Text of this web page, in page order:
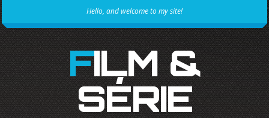
Hello, and welcome to my site!
FILM &
SÉRIE